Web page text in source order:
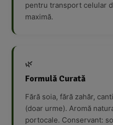
pentru transport celular
maximă.
🌿
Formulă Curată
Fără soia, fără zahăr,
(doar urme). Aromă
portocale. Conservant: